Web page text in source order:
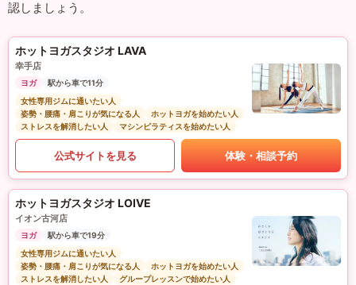
認しましょう。
ホットヨガスタジオ LAVA
幸手店
ヨガ
駅から車で11分
女性専用ジムに通いたい人
姿勢・腰痛・肩こりが気になる人
ホットヨガを始めたい人
ストレスを解消したい人
マシンピラティスを始めたい人
公式サイトを見る 体験・相談予約
ホットヨガスタジオ LOIVE
イオン古河店
ヨガ
駅から車で19分
女性専用ジムに通いたい人
姿勢・腰痛・肩こりが気になる人
ホットヨガを始めたい人
ストレスを解消したい人
グループレッスンで始めたい人